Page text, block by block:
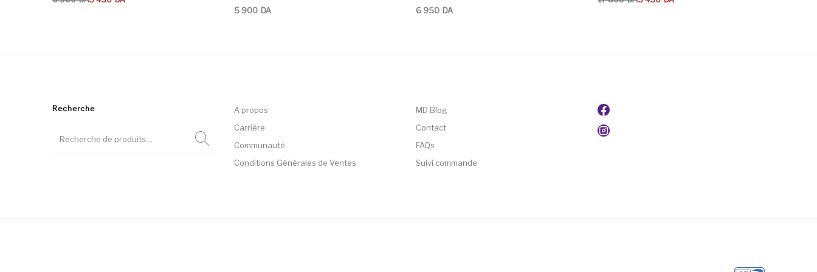
5 900 DA
6 950 DA
Recherche
A propos
Carrière
Communauté
Conditions Générales de Ventes
MD Blog
Contact
FAQs
Suivi commande